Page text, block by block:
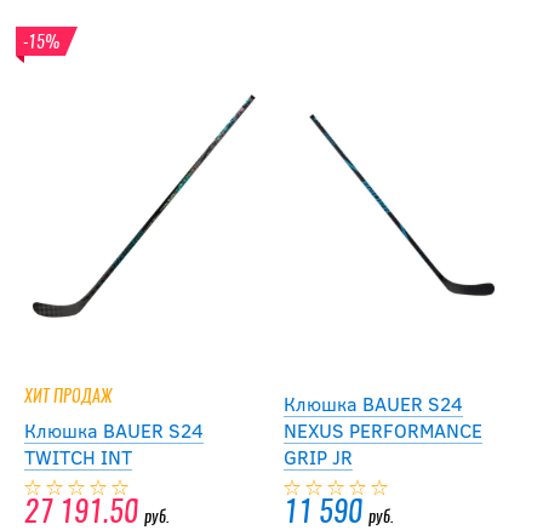
-15%
ХИТ ПРОДАЖ
Клюшка BAUER S24
TWITCH INT
27 191.50 руб.
Клюшка BAUER S24
NEXUS PERFORMANCE
GRIP JR
11 590 руб.